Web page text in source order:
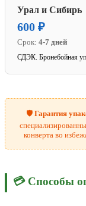
Урал и Сибирь
600 ₽
Срок: 4-7 дней
СДЭК. Бронебойная
🛡️Гарантия
конверта во
💳 Способы